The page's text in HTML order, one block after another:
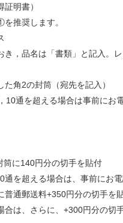
明書）
推奨します。
，品名は「書類」と記入。
角2の封筒（宛先を記入）
通を超える場合は事前にお
に140円分の切手を貼付
を超える場合は、事前にお電
通郵送料+350円分の切手を
合は、さらに、+300円分の切